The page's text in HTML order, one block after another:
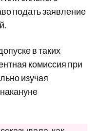
подать заявление
в таких
комиссия при
изучая